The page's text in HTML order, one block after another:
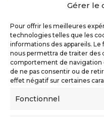
Gérer le
Pour offrir les meilleures
technologies telles que les
informations des appareils.
nous permettra de traiter des
comportement de navigation
de ne pas consentir ou de
effet négatif sur certaines
Fonctionnel
Mentions légales
Politique de
Déclaration
Ils nous soutiennent